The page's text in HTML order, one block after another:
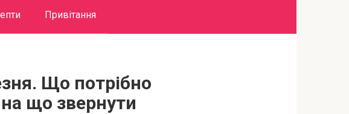
Привітання
Що потрібно
що звернути